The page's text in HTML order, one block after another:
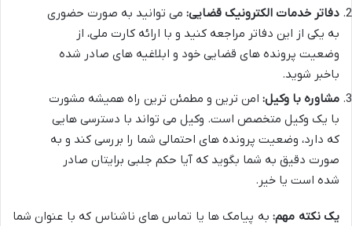
دفاتر خدمات الکترونیک قضایی: می توانید به صورت حضوری
به یکی از این دفاتر مراجعه کنید و با ارائه کارت ملی، از
وضعیت پرونده های قضایی خود و ابلاغیه های صادر شده
باخبر شوید.
مشاوره با وکیل: امن ترین و مطمئن ترین راه همیشه مشورت
با یک وکیل متخصص است. وکیل می تواند با دسترسی هایی
که دارد، وضعیت پرونده های احتمالی شما را بررسی کند و به
صورت دقیق به شما بگوید که آیا حکم جلبی برایتان صادر
شده است یا خیر.
یک نکته مهم:به پیامک ها یا تماس های ناشناس که با عنوان شما